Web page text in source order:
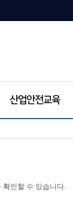
산업안전교육
확인할 수 있습니다.